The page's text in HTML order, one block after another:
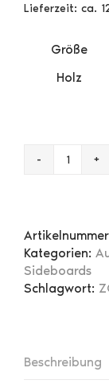
Lieferzeit: ca.
Größe
Holz
Anrichte
Kategorien:
Sideboards
Schlagwort:
Beschreibung